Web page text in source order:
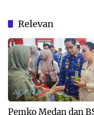
Relevan
AGAMA
Pemko Medan dan